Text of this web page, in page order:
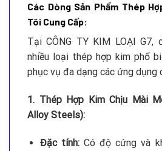
Các Dòng Sản Phẩm Thép
Tôi Cung Cấp:
Tại CÔNG TY KIM LOẠI G7,
nhiều loại thép hợp kim phổ
phục vụ đa dạng các ứng dụng
1. Thép Hợp Kim Chịu Mài
Alloy Steels):
Đặc tính:Có độ cứng và